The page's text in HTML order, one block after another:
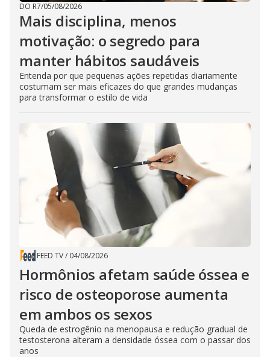
DO R7/05/08/2026
Mais disciplina, menos
motivação: o segredo para
manter hábitos saudáveis
Entenda por que pequenas ações repetidas diariamente
costumam ser mais eficazes do que grandes mudanças
para transformar o estilo de vida
FEED TV/ 04/08/2026
Hormônios afetam saúde óssea e
risco de osteoporose aumenta
em ambos os sexos
Queda de estrogênio na menopausa e redução gradual de
testosterona alteram a densidade óssea com o passar dos
anos